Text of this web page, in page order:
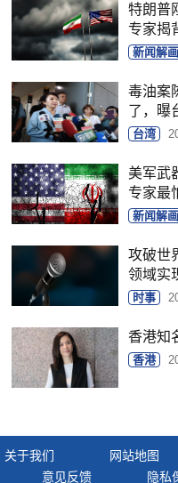
特朗普
专家揭
新闻解画
毒油案
了，曝
台湾
美军武
专家最
新闻解画
攻破世
领域实
时事
香港知
香港
关于我们 网站地图
意见反馈
隐私